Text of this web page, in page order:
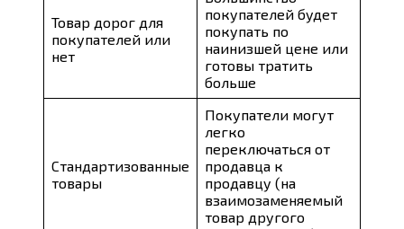
Товар дорог для
покупателей или
нет
покупателей будет
покупать по
наинизшей цене или
готовы тратить
больше
Стандартизованные
товары
Покупатели могут
легко
переключаться от
продавца к
продавцу (на
взаимозаменяемый
товар другого